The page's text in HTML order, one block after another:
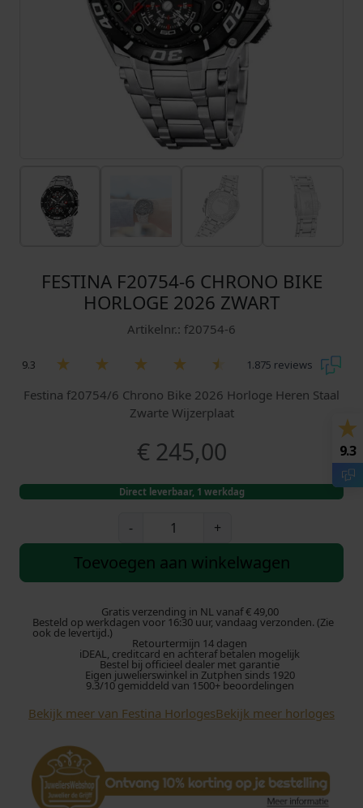
FESTINA F20754-6 CHRONO BIKE
HORLOGE 2026 ZWART
Artikelnr.: f20754-6
9.3 1.875 reviews
Festina f20754/6 Chrono Bike 2026 Horloge Heren Staal
Zwarte Wijzerplaat
€245,00
Direct leverbaar, 1 werkdag
-
s
n
a
2
0
5
6
C
+
Toevoegen aan winkelwagen
Gratis verzending in NL vanaf € 49,00
Besteld op werkdagen voor 16:30 uur, vandaag verzonden. (Zie
ook de levertijd.)
Retourtermijn 14 dagen
iDEAL, creditcard en achteraf betalen mogelijk
Bestel bij officieel dealer met garantie
Eigen juwelierswinkel in Zutphen sinds 1920
9.3/10 gemiddeld van 1500+ beoordelingen
Bekijk meer van Festina HorlogesBekijk meer horloges
9.3